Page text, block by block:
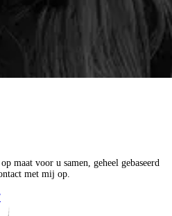
maat voor u samen, geheel gebaseerd
met mij op.